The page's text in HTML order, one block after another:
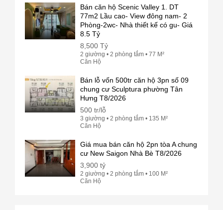
Bán căn hộ Scenic Valley 1. DT
77m2 Lầu cao- View đông nam- 2
Phòng-2wc- Nhà thiết kế có gu- Giá
8.5 Tỷ
8,500 Tỷ
2 giường • 2 phòng tắm • 77 M²
Căn Hộ
Bán lỗ vốn 500tr căn hộ 3pn số 09
chung cư Sculptura phường Tân
Hưng T8/2026
500 tr/lỗ
3 giường • 2 phòng tắm • 135 M²
Căn Hộ
Giá mua bán căn hộ 2pn tòa A chung
cư New Saigon Nhà Bè T8/2026
3,900 tỷ
2 giường • 2 phòng tắm • 100 M²
Căn Hộ